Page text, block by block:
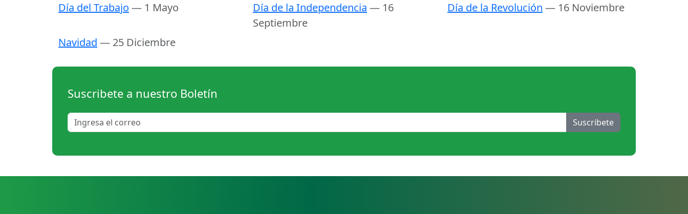
Día del Trabajo — 1 Mayo Día de la Independencia — 16
Septiembre
Día de la Revolución — 16 Noviembre
Navidad — 25 Diciembre
Suscribete a nuestro Boletín
Suscribete